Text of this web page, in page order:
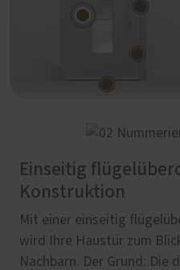
Einseitig
Konstruktion
Mit einer einseitig
wird Ihre Haustür zum
Nachbarn. Der Grund: